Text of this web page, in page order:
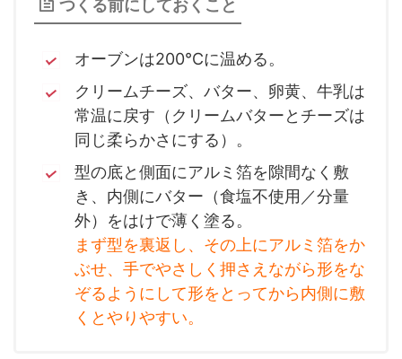
つくる前にしておくこと
オーブンは200℃に温める。
クリームチーズ、バター、卵黄、牛乳は
常温に戻す（クリームバターとチーズは
同じ柔らかさにする）。
型の底と側面にアルミ箔を隙間なく敷
き、内側にバター（食塩不使用／分量
外）をはけで薄く塗る。
まず型を裏返し、その上にアルミ箔をか
ぶせ、手でやさしく押さえながら形をな
ぞるようにして形をとってから内側に敷
くとやりやすい。